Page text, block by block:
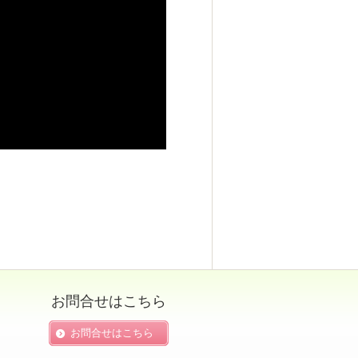
お問合せはこちら
お問合せはこちら